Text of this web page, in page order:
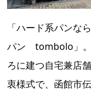
「ハード系パンな
パン tombolo」。
ろに建つ自宅兼店
衷様式で、函館市